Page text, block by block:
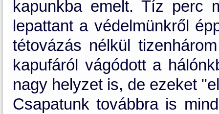
kapunkba emelt. Tíz perc
lepattant a védelmünkről
tétovázás nélkül
kapufáról vágódott a
nagy helyzet is, de ezeket
Csapatunk továbbra is